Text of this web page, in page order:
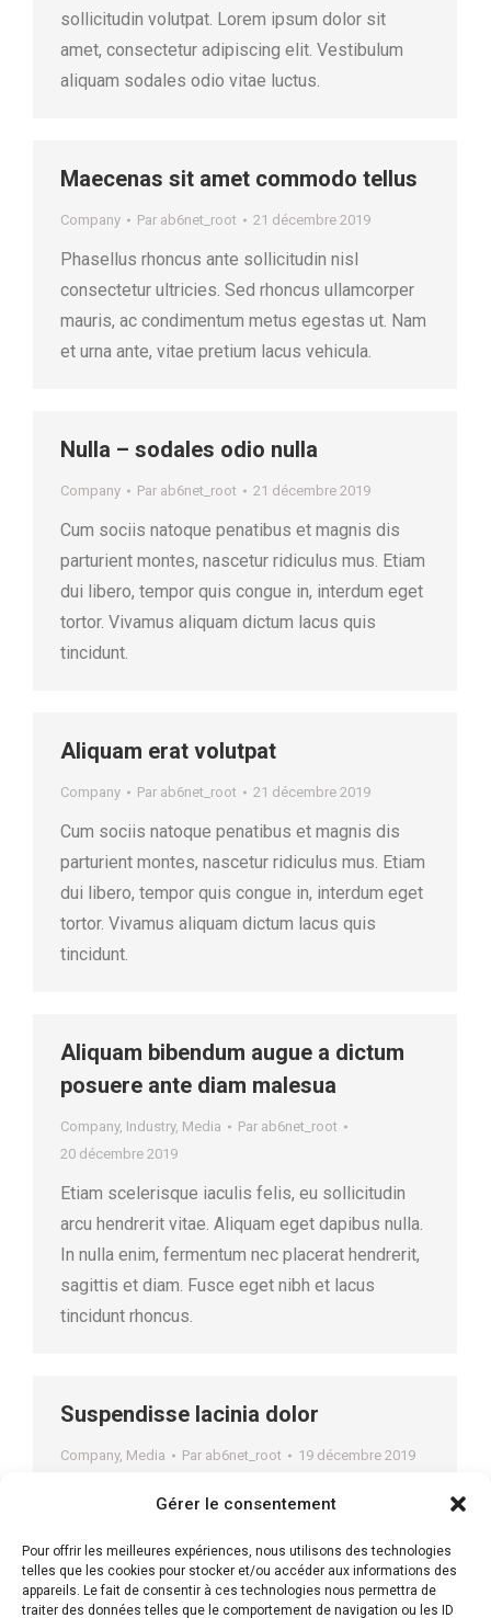
Gérer le consentement
Pour offrir les meilleures expériences, nous utilisons des technologies
telles que les cookies pour stocker et/ou accéder aux informations des
appareils. Le fait de consentir à ces technologies nous permettra de
traiter des données telles que le comportement de navigation ou les ID
sollicitudin volutpat. Lorem ipsum dolor sit
amet, consectetur adipiscing elit. Vestibulum
aliquam sodales odio vitae luctus.
Maecenas sit amet commodo tellus
Company Par ab6net_root 21 décembre 2019
Phasellus rhoncus ante sollicitudin nisl
consectetur ultricies. Sed rhoncus ullamcorper
mauris, ac condimentum metus egestas ut. Nam
et urna ante, vitae pretium lacus vehicula.
Nulla – sodales odio nulla
Company Par ab6net_root 21 décembre 2019
Cum sociis natoque penatibus et magnis dis
parturient montes, nascetur ridiculus mus. Etiam
dui libero, tempor quis congue in, interdum eget
tortor. Vivamus aliquam dictum lacus quis
tincidunt.
Aliquam erat volutpat
Company Par ab6net_root 21 décembre 2019
Cum sociis natoque penatibus et magnis dis
parturient montes, nascetur ridiculus mus. Etiam
dui libero, tempor quis congue in, interdum eget
tortor. Vivamus aliquam dictum lacus quis
tincidunt.
Aliquam bibendum augue a dictum
posuere ante diam malesua
Company, Industry, Media Par ab6net_root
20 décembre 2019
Etiam scelerisque iaculis felis, eu sollicitudin
arcu hendrerit vitae. Aliquam eget dapibus nulla.
In nulla enim, fermentum nec placerat hendrerit,
sagittis et diam. Fusce eget nibh et lacus
tincidunt rhoncus.
Suspendisse lacinia dolor
Company, Media Par ab6net_root 19 décembre 2019
Etiam scelerisque iaculis felis, eu sollicitudin
In nulla enim, fermentum nec placerat hendrerit,
sagittis et diam. Fusce eget nibh et lacus